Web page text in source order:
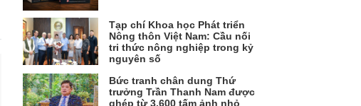
Tạp chí Khoa học Phát triển
Nông thôn Việt Nam: Cầu nối
tri thức nông nghiệp trong kỷ
nguyên số
Bức tranh chân dung Thứ
trưởng Trần Thanh Nam được
ghép từ 3.600 tấm ảnh nhỏ